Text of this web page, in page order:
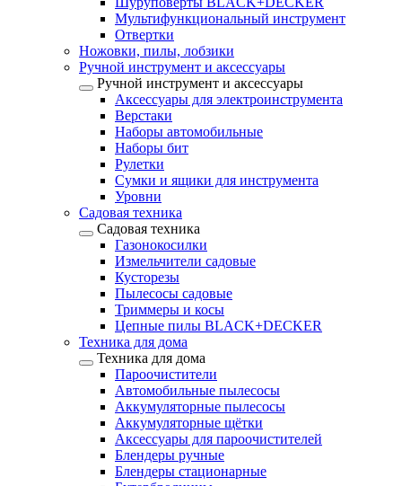
Мультифункциональный инструмент
Отвертки
Ножовки, пилы, лобзики
Ручной инструмент и аксессуары
Ручной инструмент и аксессуары
Аксессуары для электроинструмента
Верстаки
Наборы автомобильные
Наборы бит
Рулетки
Сумки и ящики для инструмента
Уровни
Садовая техника
Садовая техника
Газонокосилки
Измельчители садовые
Кусторезы
Пылесосы садовые
Триммеры и косы
Цепные пилы BLACK+DECKER
Техника для дома
Техника для дома
Пароочистители
Автомобильные пылесосы
Аккумуляторные пылесосы
Аккумуляторные щётки
Аксессуары для пароочистителей
Блендеры ручные
Блендеры стационарные